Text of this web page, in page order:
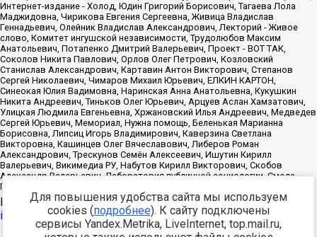
Источник:https://minjust.gov.ru/uploaded/files/reestr-
inostrannyih-agentov-22-03-2024.pdfданные на22.03.2024
Для повышения удобства сайта мы используем
cookies (подробнее). К сайту подключены
сервисы Yandex.Metrika, LiveInternet, top.mail.ru,